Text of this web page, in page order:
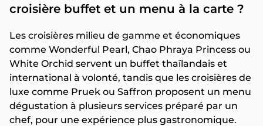
croisière buffet et un menu à la carte ?
Les croisières milieu de gamme et économiques
comme Wonderful Pearl, Chao Phraya Princess ou
White Orchid servent un buffet thaïlandais et
international à volonté, tandis que les croisières de
luxe comme Pruek ou Saffron proposent un menu
dégustation à plusieurs services préparé par un
chef, pour une expérience plus gastronomique.